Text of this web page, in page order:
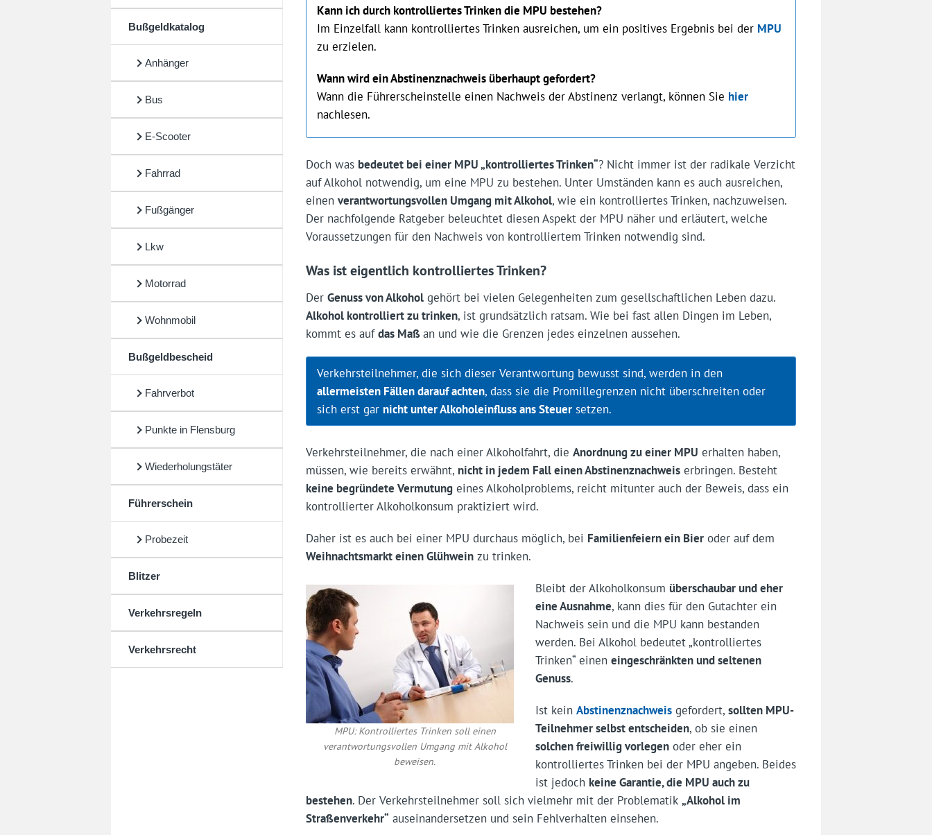
Bußgeldkatalog
Anhänger
Bus
E-Scooter
Fahrrad
Fußgänger
Lkw
Motorrad
Wohnmobil
Bußgeldbescheid
Fahrverbot
Punkte in Flensburg
Wiederholungstäter
Führerschein
Probezeit
Blitzer
Verkehrsregeln
Verkehrsrecht
Kann ich durch kontrolliertes Trinken die MPU bestehen?
Im Einzelfall kann kontrolliertes Trinken ausreichen, um ein positives Ergebnis bei der MPU
zu erzielen.
Wann wird ein Abstinenznachweis überhaupt gefordert?
Wann die Führerscheinstelle einen Nachweis der Abstinenz verlangt, können Sie hier
nachlesen.
Doch was bedeutet bei einer MPU „kontrolliertes Trinken“? Nicht immer ist der radikale Verzicht
auf Alkohol notwendig, um eine MPU zu bestehen. Unter Umständen kann es auch ausreichen,
einen verantwortungsvollen Umgang mit Alkohol, wie ein kontrolliertes Trinken, nachzuweisen.
Der nachfolgende Ratgeber beleuchtet diesen Aspekt der MPU näher und erläutert, welche
Voraussetzungen für den Nachweis von kontrolliertem Trinken notwendig sind.
Was ist eigentlich kontrolliertes Trinken?
Der Genuss von Alkoholgehört bei vielen Gelegenheiten zum gesellschaftlichen Leben dazu.
Alkohol kontrolliert zu trinken, ist grundsätzlich ratsam. Wie bei fast allen Dingen im Leben,
kommt es aufdas Maßan und wie die Grenzen jedes einzelnen aussehen.
Verkehrsteilnehmer, die sich dieser Verantwortung bewusst sind, werden in den
allermeisten Fällen darauf achten, dass sie die Promillegrenzen nicht überschreiten oder
sich erst gar nicht unter Alkoholeinfluss ans Steuersetzen.
Verkehrsteilnehmer, die nach einer Alkoholfahrt, die Anordnung zu einer MPU erhalten haben,
müssen, wie bereits erwähnt, nicht in jedem Fall einen Abstinenznachweiserbringen. Besteht
keine begründete Vermutungeines Alkoholproblems, reicht mitunter auch der Beweis, dass ein
kontrollierter Alkoholkonsum praktiziert wird.
Daher ist es auch bei einer MPU durchaus möglich, bei Familienfeiern ein Bieroder auf dem
Weihnachtsmarkt einen Glühweinzu trinken.
MPU: Kontrolliertes Trinken soll einen
verantwortungsvollen Umgang mit Alkohol
beweisen.
Bleibt der Alkoholkonsum überschaubar und eher
eine Ausnahme, kann dies für den Gutachter ein
Nachweis sein und die MPU kann bestanden
werden. Bei Alkohol bedeutet „kontrolliertes
Trinken“ eineneingeschränkten und seltenen
Genuss.
Ist keinAbstinenznachweis gefordert,sollten MPU-
Teilnehmer selbst entscheiden, ob sie einen
solchen freiwillig vorlegen oder eher ein
kontrolliertes Trinken bei der MPU angeben. Beides
ist jedoch keine Garantie, die MPU auch zu
bestehen. Der Verkehrsteilnehmer soll sich vielmehr mit der Problematik „Alkohol im
Straßenverkehr“ auseinandersetzen und sein Fehlverhalten einsehen.